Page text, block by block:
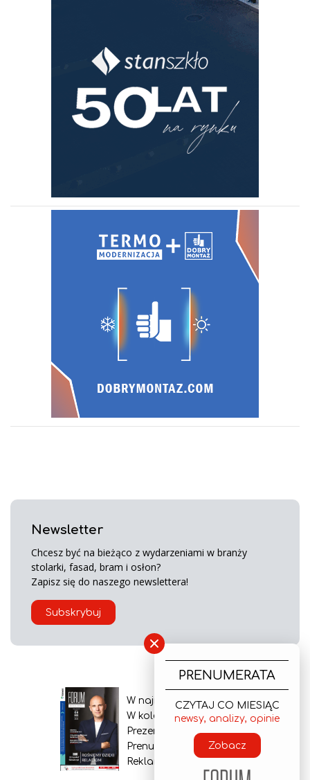
Newsletter
Chcesz być na bieżąco z wydarzeniami w branży
stolarki, fasad, bram i osłon?
Zapisz się do naszego newslettera!
Subskrybuj
W najnowszym wydaniu
W kolejnym numerze
Prezentacja gazety
Prenumerata
Reklama
×
PRENUMERATA
CZYTAJ CO MIESIĄC
newsy, analizy, opinie
Zobacz